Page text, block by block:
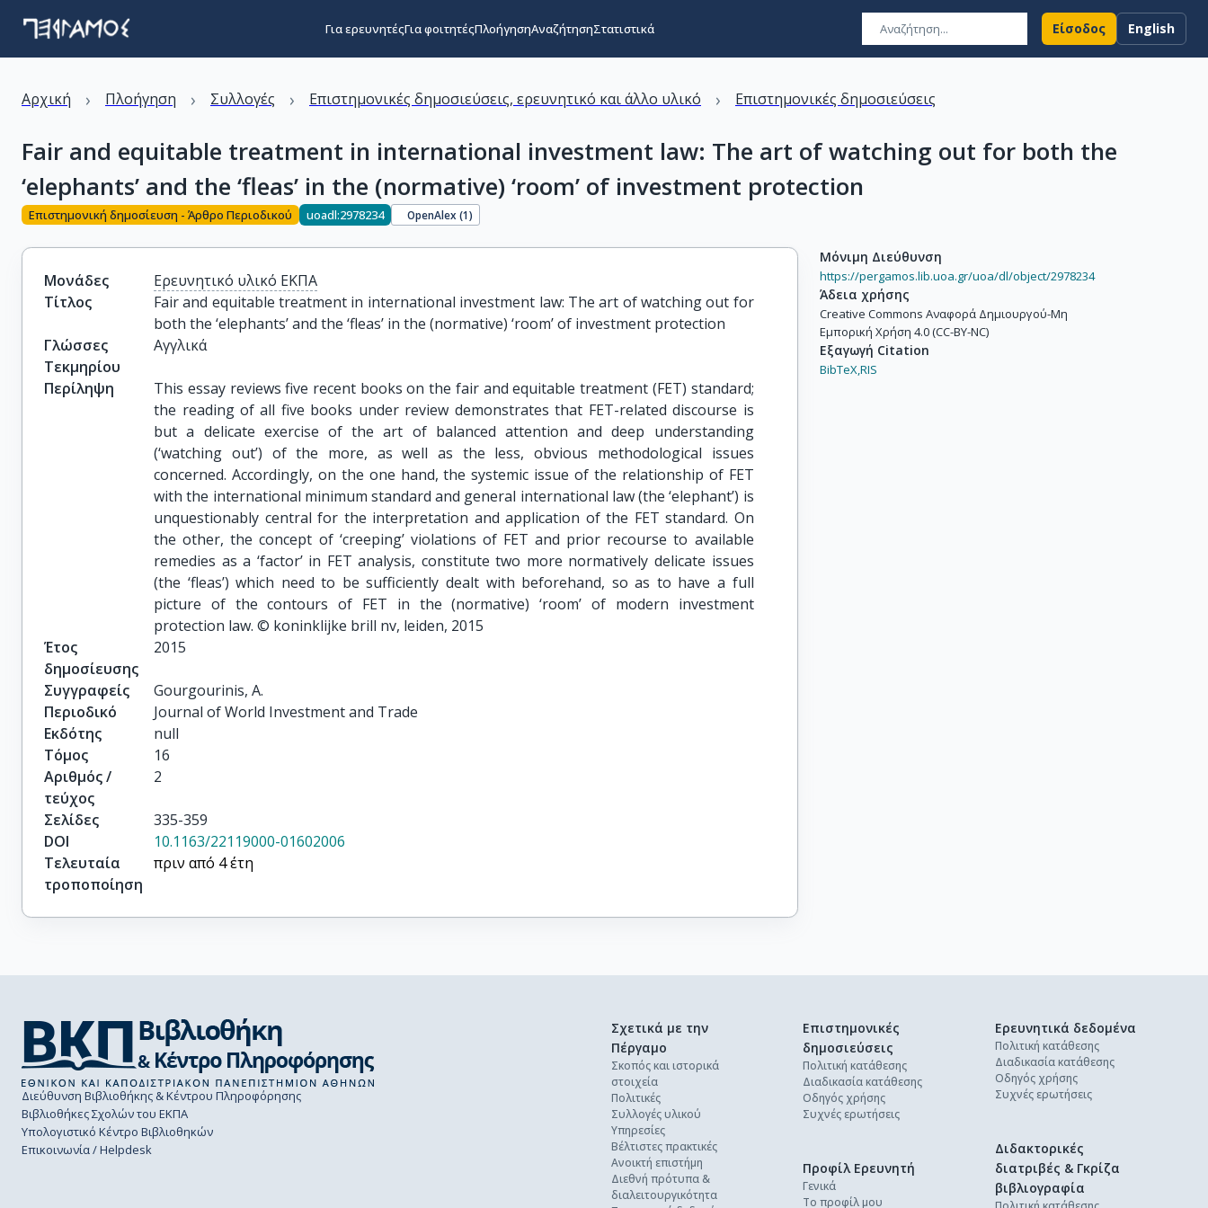
Για ερευνητέςΓια φοιτητέςΠλοήγησηΑναζήτησηΣτατιστικά Είσοδος English
Αρχική › Πλοήγηση › Συλλογές › Επιστημονικές δημοσιεύσεις, ερευνητικό και άλλο υλικό › Επιστημονικές δημοσιεύσεις
Fair and equitable treatment in international investment law: The art of watching out for both the
‘elephants’ and the ‘fleas’ in the (normative) ‘room’ of investment protection
Επιστημονική δημοσίευση - Άρθρο Περιοδικού uoadl:2978234 OpenAlex (1)
Μονάδες
Ερευνητικό υλικό ΕΚΠΑ
Τίτλος
Fair and equitable treatment in international investment law: The art of watching out for
both the ‘elephants’ and the ‘fleas’ in the (normative) ‘room’ of investment protection
Γλώσσες
Τεκμηρίου
Αγγλικά
Περίληψη
This essay reviews five recent books on the fair and equitable treatment (FET) standard;
the reading of all five books under review demonstrates that FET-related discourse is
but a delicate exercise of the art of balanced attention and deep understanding
(‘watching out’) of the more, as well as the less, obvious methodological issues
concerned. Accordingly, on the one hand, the systemic issue of the relationship of FET
with the international minimum standard and general international law (the ‘elephant’) is
unquestionably central for the interpretation and application of the FET standard. On
the other, the concept of ‘creeping’ violations of FET and prior recourse to available
remedies as a ‘factor’ in FET analysis, constitute two more normatively delicate issues
(the ‘fleas’) which need to be sufficiently dealt with beforehand, so as to have a full
picture of the contours of FET in the (normative) ‘room’ of modern investment
protection law. © koninklijke brill nv, leiden, 2015
Έτος
δημοσίευσης
2015
Συγγραφείς
Gourgourinis, A.
Περιοδικό
Journal of World Investment and Trade
Εκδότης
null
Τόμος
16
Αριθμός /
τεύχος
2
Σελίδες
335-359
DOI
10.1163/22119000-01602006
Τελευταία
τροποποίηση
πριν από 4 έτη
Μόνιμη Διεύθυνση
https://pergamos.lib.uoa.gr/uoa/dl/object/2978234
Άδεια χρήσης
Creative Commons Αναφορά Δημιουργού-Μη
Εμπορική Χρήση 4.0 (CC-BY-NC)
Εξαγωγή Citation
BibTeX,RIS
Διεύθυνση Βιβλιοθήκης & Κέντρου Πληροφόρησης
Βιβλιοθήκες Σχολών του ΕΚΠΑ
Υπολογιστικό Κέντρο Βιβλιοθηκών
Επικοινωνία / Helpdesk
Σχετικά με την
Πέργαμο
Σκοπός και ιστορικά
στοιχεία
Πολιτικές
Συλλογές υλικού
Υπηρεσίες
Βέλτιστες πρακτικές
Ανοικτή επιστήμη
Διεθνή πρότυπα &
διαλειτουργικότητα
Επιστημονικές
δημοσιεύσεις
Πολιτική κατάθεσης
Διαδικασία κατάθεσης
Οδηγός χρήσης
Συχνές ερωτήσεις
Ερευνητικά δεδομένα
Πολιτική κατάθεσης
Διαδικασία κατάθεσης
Οδηγός χρήσης
Συχνές ερωτήσεις
Διδακτορικές
διατριβές & Γκρίζα
βιβλιογραφία
Προφίλ Ερευνητή
Γενικά
Το προφίλ μου